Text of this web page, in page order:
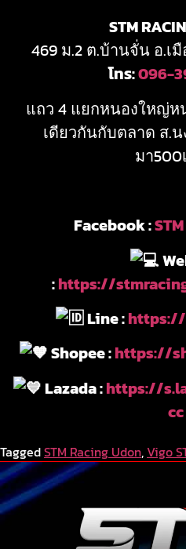
STM
469 ม.2 ต.บ้านจั่น อ.เ
โทร:096-
แถว 4 แยกหนองใหญ่ห
เดียวกันกับตลาด ส.
มา500
Facebook :
:https://
Line :
Shopee :https://
Lazada :https://
cc
TaggedSTM Racing Udon,Vigo